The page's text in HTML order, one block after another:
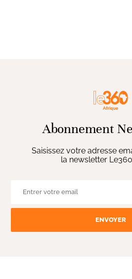
Abonnement
Saisissez votre adresse
la newsletter
ENVOYER